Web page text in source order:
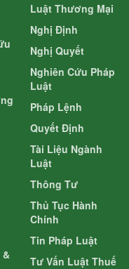
Luật Thương Mại
Nghị Định
Nghị Quyết
Nghiên Cứu Pháp
Luật
Pháp Lệnh
Quyết Định
Tài Liệu Ngành
Luật
Thông Tư
Thủ Tục Hành
Chính
Tin Pháp Luật
Tư Vấn Luật Thuế